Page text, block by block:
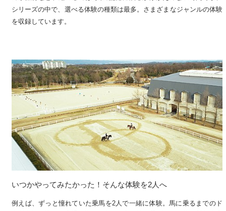
シリーズの中で、選べる体験の種類は最多。さまざまなジャンルの体験
を収録しています。
いつかやってみたかった！そんな体験を2人へ
例えば、ずっと憧れていた乗馬を2人で一緒に体験。馬に乗るまでのド